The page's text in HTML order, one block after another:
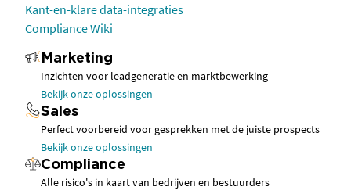
Kant-en-klare data-integraties
Compliance Wiki
Marketing
Inzichten voor leadgeneratie en marktbewerking
Bekijk onze oplossingen
Sales
Perfect voorbereid voor gesprekken met de juiste prospects
Bekijk onze oplossingen
Compliance
Alle risico's in kaart van bedrijven en bestuurders